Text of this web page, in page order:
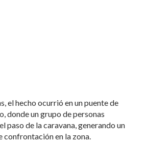
el hecho ocurrió en un puente de
donde un grupo de personas
paso de la caravana, generando un
confrontación en la zona.